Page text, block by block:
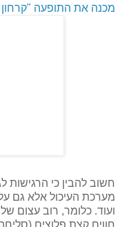
מכנה את התופעה "קרחון
חשוב להבין כי הרגישות
מערכת העיכול אלא גם
ועוד. כלומר, רוב עצום
חווים קצת פלוצים